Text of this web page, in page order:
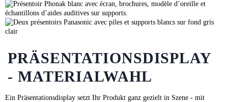
PRÄSENTATIONSDISPLAY
- MATERIALWAHL
Ein Präsentationsdisplay setzt Ihr Produkt ganz gezielt in Szene - mit